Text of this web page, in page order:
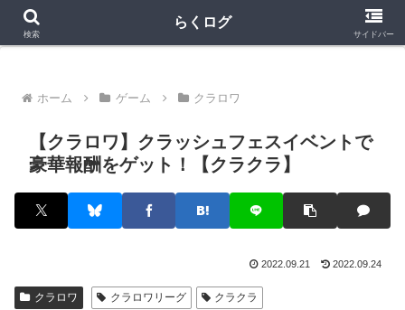
クラロワ クラロワリーグ プロスピA
ホーム ゲーム クラロワ
【クラロワ】クラッシュフェスイベントで
豪華報酬をゲット！【クラクラ】
2022.09.21 2022.09.24
クラロワ クラロワリーグ クラクラ
検索
らくログ
サイドバー